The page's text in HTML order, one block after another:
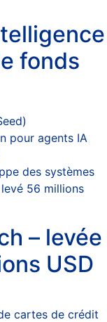
fonds
pour agents IA
des systèmes
56 millions
– levée
USD
cartes de crédit